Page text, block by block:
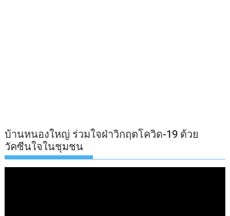
บ้านหนองใหญ่ ร่วมใจฝ่าวิกฤตโควิด-19 ด้วย
วัคซีนใจในชุมชน